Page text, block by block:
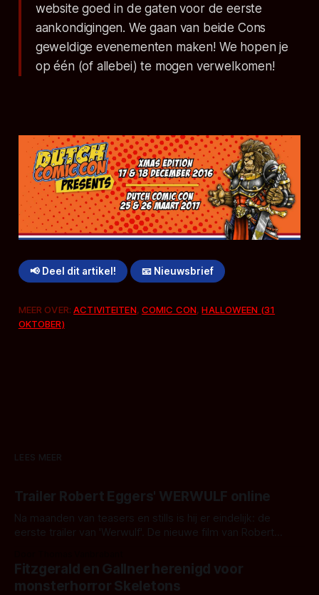
website goed in de gaten voor de eerste
aankondigingen. We gaan van beide Cons
geweldige evenementen maken! We hopen je
op één (of allebei) te mogen verwelkomen!
📢 Deel dit artikel! 📧 Nieuwsbrief
MEER OVER:ACTIVITEITEN, COMIC CON,HALLOWEEN (31
OKTOBER)
LEES MEER
Trailer Robert Eggers' WERWULF online
Na maanden van teasers en stills is hij er eindelijk: de
eerste trailer van 'Werwulf'. De nieuwe film van Robert
kille stijl vol folklore en mythe. Het topic deze keer is (kon
het het al raden?)... de weerwolf. Kijk je mee?
Fitzgerald en Gallner herenigd voor
monsterhorror Skeletons